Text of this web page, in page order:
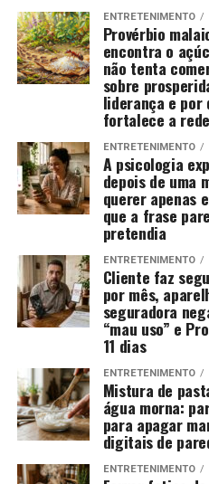
ENTRETENIMENTO
Provérbio
encontra o
não tenta
sobre
liderança e por
fortalece a
ENTRETENIMENTO
A psicologia
depois de uma
querer apenas
que a frase
pretendia
ENTRETENIMENTO
Cliente faz
por mês,
seguradora
“mau uso” e
11 dias
ENTRETENIMENTO
Mistura de
água morna:
para apagar
digitais de
ENTRETENIMENTO